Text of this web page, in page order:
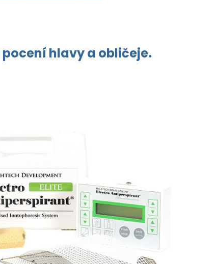
pocení hlavy a obličeje.